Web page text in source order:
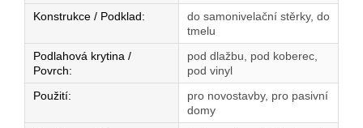
Konstrukce / Podklad:
do samonivelační stěrky, do
tmelu
Podlahová krytina /
Povrch:
pod dlažbu, pod koberec,
pod vinyl
Použití:
pro novostavby, pro pasivní
domy